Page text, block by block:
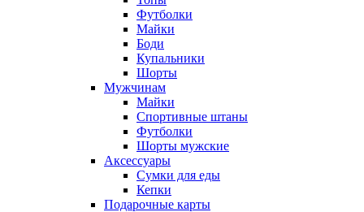
Футболки
Майки
Боди
Купальники
Шорты
Мужчинам
Майки
Спортивные штаны
Футболки
Шорты мужские
Аксессуары
Сумки для еды
Кепки
Подарочные карты